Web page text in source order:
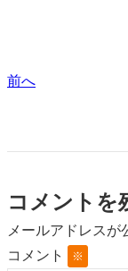
前へ
コメントを
メールアドレスが
コメント
※